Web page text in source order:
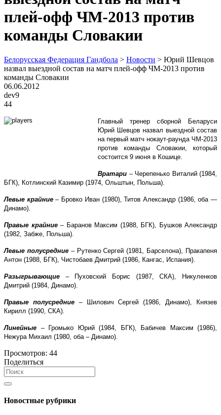
плей-офф ЧМ-2013 против
команды Словакии
Белорусская Федерация Гандбола > Новости > Юрий Шевцов
назвал выездной состав на матч плей-офф ЧМ-2013 против
команды Словакии
06.06.2012
dev9
44
Главный тренер сборной Беларуси
Юрий Шевцов назвал выездной состав
на первый матч нокаут-раунда ЧМ-2013
против команды Словакии, который
состоится 9 июня в Кошице.
Вратари – Черепенько Виталий (1984,
БГК), Котлинский Казимир (1974, Ольштын, Польша).
Левые крайние– Бровко Иван (1980), Титов Александр (1986, оба —
Динамо).
Правые крайние– Баранов Максим (1988, БГК), Бушков Александр
(1982, Забже, Польша).
Левые полусредние– Рутенко Сергей (1981, Барселона), Пракапеня
Антон (1988, БГК), Чистобаев Дмитрий (1986, Кангас, Испания).
Разыгрывающие – Пуховский Борис (1987, СКА), Никуленков
Дмитрий (1984, Динамо).
Правые полусредние– Шилович Сергей (1986, Динамо), Князев
Кирилл (1990, СКА).
Линейные – Громыко Юрий (1984, БГК), Бабичев Максим (1986),
Нежура Михаил (1980, оба – Динамо).
Просмотров: 44
Поделиться
Новостные рубрики